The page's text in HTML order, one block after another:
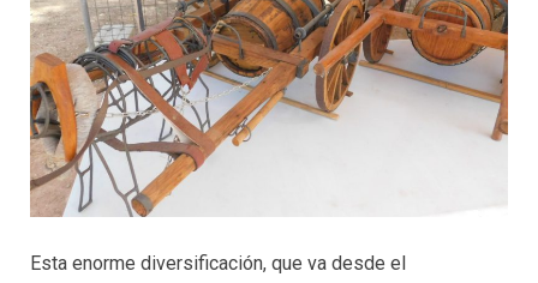
Esta enorme diversificación, que va desde el